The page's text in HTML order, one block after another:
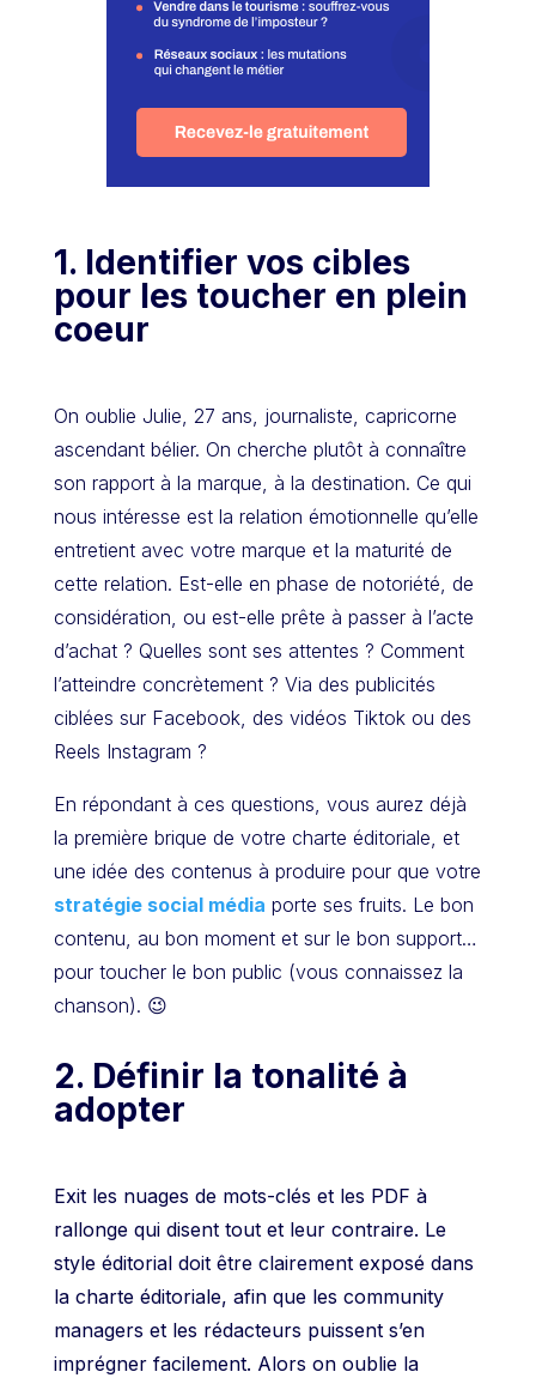
1. Identifier vos cibles
pour les toucher en plein
coeur
On oublie Julie, 27 ans, journaliste, capricorne
ascendant bélier. On cherche plutôt à connaître
son rapport à la marque, à la destination. Ce qui
nous intéresse est la relation émotionnelle qu’elle
entretient avec votre marque et la maturité de
cette relation. Est-elle en phase de notoriété, de
considération, ou est-elle prête à passer à l’acte
d’achat ? Quelles sont ses attentes ? Comment
l’atteindre concrètement ? Via des publicités
ciblées sur Facebook, des vidéos Tiktok ou des
Reels Instagram ?
En répondant à ces questions, vous aurez déjà
la première brique de votre charte éditoriale, et
une idée des contenus à produire pour que votre
stratégie social média porte ses fruits. Le bon
contenu, au bon moment et sur le bon support…
pour toucher le bon public (vous connaissez la
chanson). 😉
2. Définir la tonalité à
adopter
Exit les nuages de mots-clés et les PDF à
rallonge qui disent tout et leur contraire. Le
style éditorial doit être clairement exposé dans
la charte éditoriale, afin que les community
managers et les rédacteurs puissent s’en
imprégner facilement. Alors on oublie la